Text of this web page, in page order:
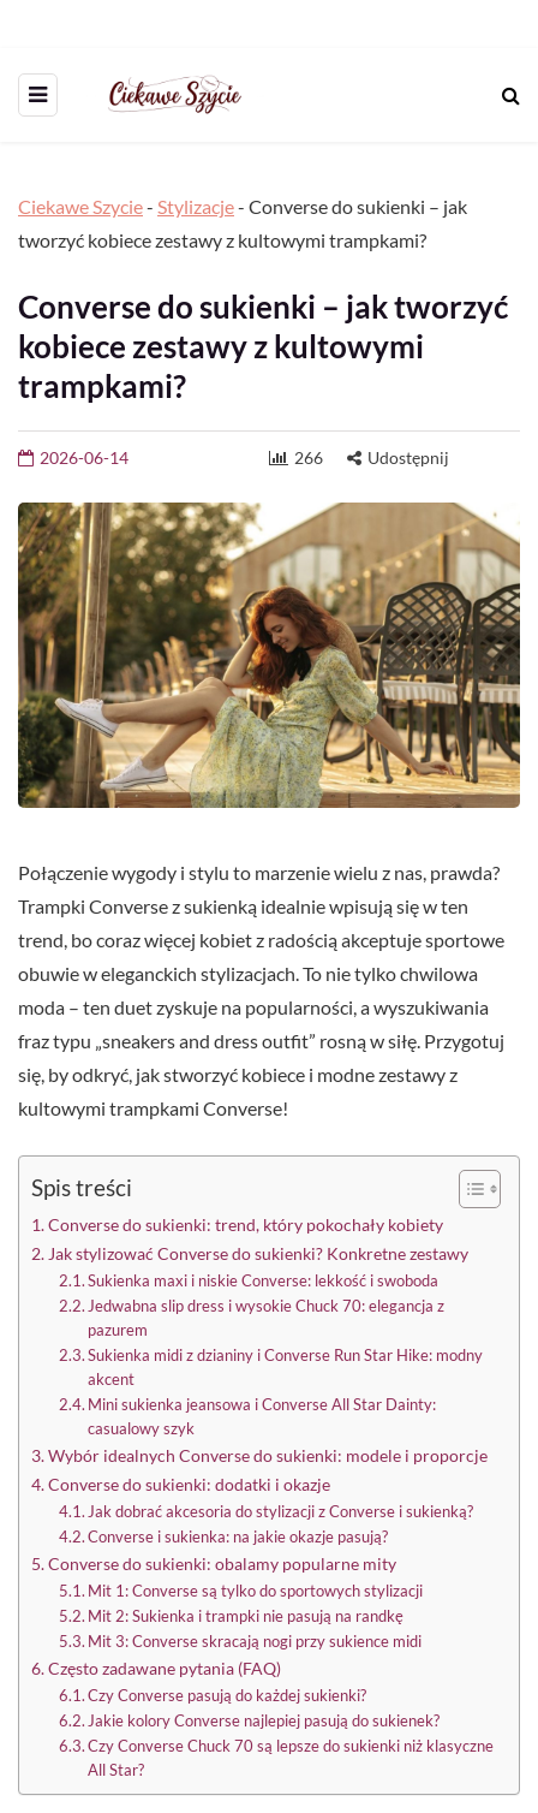
Ciekawe Szycie- Stylizacje- Converse do sukienki – jak
tworzyć kobiece zestawy z kultowymi trampkami?
Converse do sukienki – jak tworzyć
kobiece zestawy z kultowymi
trampkami?
2026-06-14 266 Udostępnij
Połączenie wygody i stylu to marzenie wielu z nas, prawda?
Trampki Converse z sukienką idealnie wpisują się w ten
trend, bo coraz więcej kobiet z radością akceptuje sportowe
obuwie w eleganckich stylizacjach. To nie tylko chwilowa
moda – ten duet zyskuje na popularności, a wyszukiwania
fraz typu „sneakers and dress outfit” rosną w siłę. Przygotuj
się, by odkryć, jak stworzyć kobiece i modne zestawy z
kultowymi trampkami Converse!
Spis treści
Converse do sukienki: trend, który pokochały kobiety
Jak stylizować Converse do sukienki? Konkretne zestawy
Sukienka maxi i niskie Converse: lekkość i swoboda
Jedwabna slip dress i wysokie Chuck 70: elegancja z
pazurem
Sukienka midi z dzianiny i Converse Run Star Hike: modny
akcent
Mini sukienka jeansowa i Converse All Star Dainty:
casualowy szyk
Wybór idealnych Converse do sukienki: modele i proporcje
Converse do sukienki: dodatki i okazje
Jak dobrać akcesoria do stylizacji z Converse i sukienką?
Converse i sukienka: na jakie okazje pasują?
Converse do sukienki: obalamy popularne mity
Mit 1: Converse są tylko do sportowych stylizacji
Mit 2: Sukienka i trampki nie pasują na randkę
Mit 3: Converse skracają nogi przy sukience midi
Często zadawane pytania (FAQ)
Czy Converse pasują do każdej sukienki?
Jakie kolory Converse najlepiej pasują do sukienek?
Czy Converse Chuck 70 są lepsze do sukienki niż klasyczne
All Star?